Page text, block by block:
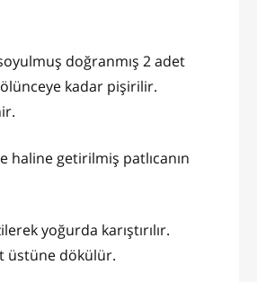
doğranmış 2 adet
kadar pişirilir.
haline getirilmiş patlıcanın
yoğurda karıştırılır.
üstüne dökülür.